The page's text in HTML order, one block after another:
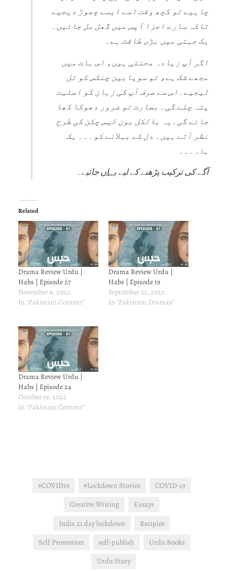
چاہیے تو کچھ وقت اسے ایسے چھوڑ دیجیے
تاکہ سارے اجزا آپس میں گھل مل جائیں۔
یک جہتی میں بڑی طاقت ہے۔
اگر آپ زیادہ محنتی ہیں، اس بات میں
مجھے شک ہے، تو سویابین چنکس کو تل
لیجیے۔اس سے صرف آپ کی زبان کو اصلیت
پتہ چلے گی۔ بصارت تو ضرور دھوکا کھا
جائے گی۔یہ بالکل بون لیس چکن کی طرح
نظر آتے ہیں۔ دل کے بہلانے کو۔۔۔ ہک
ہاہ۔۔۔
آگے کی ترکیب پڑھنے کے لیےیہاںجائیے۔
Related
Drama Review Urdu |
Habs | Episode 27
November 9, 2022
In "Pakistani Content"
Drama Review Urdu |
Habs | Episode 19
September 21, 2022
In "Pakistani Dramas"
Drama Review Urdu |
Habs | Episode 24
October 19, 2022
In "Pakistani Content"
#COVID19 #Lockdown Stories
COVID-19
Creative Writing
Essays
India 21 day lockdown
Recipies
Self Promotion
self-publish
Urdu Books
Urdu Story